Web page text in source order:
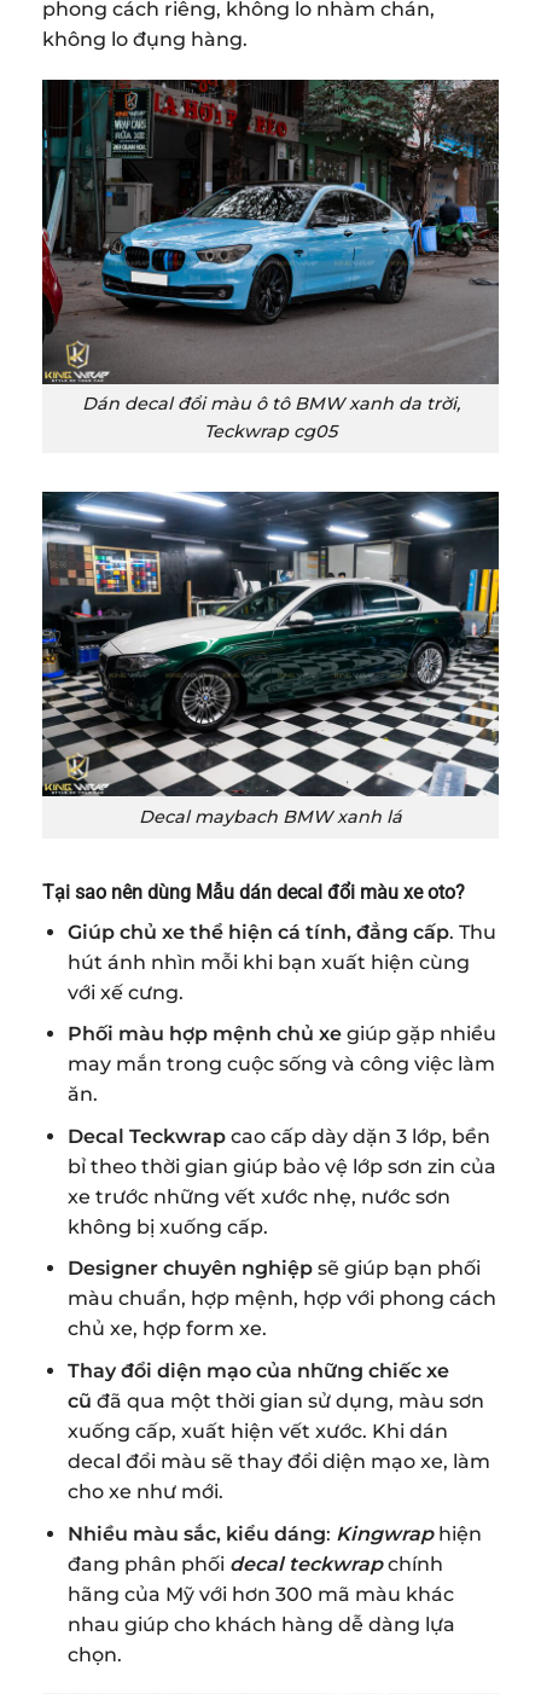
phong cách riêng, không lo nhàm chán,
không lo đụng hàng.
Dán decal đổi màu ô tô BMW xanh da trời,
Teckwrap cg05
Decal maybach BMW xanh lá
Tại sao nên dùng Mẫu dán decal đổi màu xe oto?
Giúp chủ xe thể hiện cá tính, đẳng cấp. Thu
hút ánh nhìn mỗi khi bạn xuất hiện cùng
với xế cưng.
Phối màu hợp mệnh chủ xegiúp gặp nhiều
may mắn trong cuộc sống và công việc làm
ăn.
Decal Teckwrapcao cấp dày dặn 3 lớp, bền
bỉ theo thời gian giúp bảo vệ lớp sơn zin của
xe trước những vết xước nhẹ, nước sơn
không bị xuống cấp.
Designer chuyên nghiệpsẽ giúp bạn phối
màu chuẩn, hợp mệnh, hợp với phong cách
chủ xe, hợp form xe.
Thay đổi diện mạo của những chiếc xe
cũ đã qua một thời gian sử dụng, màu sơn
xuống cấp, xuất hiện vết xước. Khi dán
decal đổi màu sẽ thay đổi diện mạo xe, làm
cho xe như mới.
Nhiều màu sắc, kiểu dáng: Kingwraphiện
đang phân phối decal teckwrapchính
hãng của Mỹ với hơn 300 mã màu khác
nhau giúp cho khách hàng dễ dàng lựa
chọn.